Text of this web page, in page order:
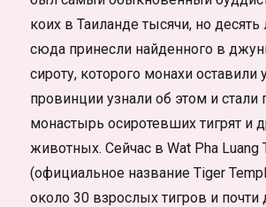
коих в Таиланде тысячи, но десять
сюда принесли найденного в
сироту, которого монахи оставили
провинции узнали об этом и стали
монастырь осиротевших тигрят и
животных. Сейчас в Wat Pha Luang
(официальное название Tiger
около 30 взрослых тигров и почти